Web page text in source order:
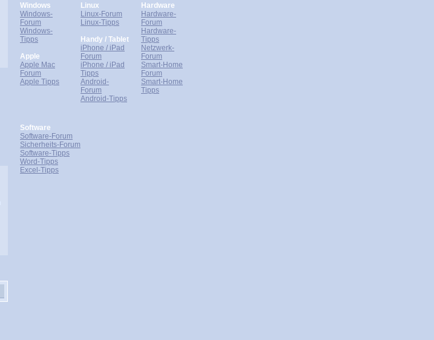
Windows
Windows-
Forum
Windows-
Tipps
Apple
Apple Mac
Forum
Apple Tipps
Linux
Linux-Forum
Linux-Tipps
Handy / Tablet
iPhone / iPad
Forum
iPhone / iPad
Tipps
Android-
Forum
Android-Tipps
Hardware
Hardware-
Forum
Hardware-
Tipps
Netzwerk-
Forum
Smart-Home
Forum
Smart-Home
Tipps
Software
Software-Forum
Sicherheits-Forum
Software-Tipps
Word-Tipps
Excel-Tipps